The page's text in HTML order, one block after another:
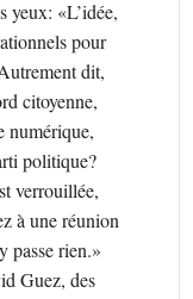
yeux: «L’idée,
pour
dit,
citoyenne,
numérique,
politique?
verrouillée,
à une réunion
passe rien.»
Guez, des